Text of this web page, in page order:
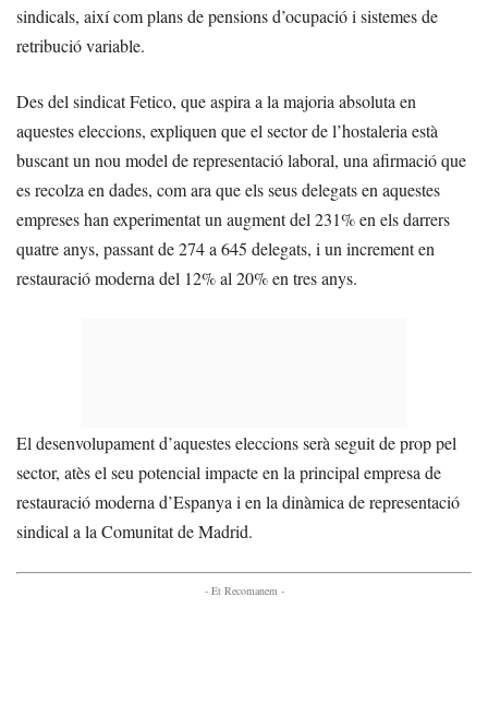
sindicals, així com plans de pensions d’ocupació i sistemes de
retribució variable.
Des del sindicat Fetico, que aspira a la majoria absoluta en
aquestes eleccions, expliquen que el sector de l’hostaleria està
buscant un nou model de representació laboral, una afirmació que
es recolza en dades, com ara que els seus delegats en aquestes
empreses han experimentat un augment del 231% en els darrers
quatre anys, passant de 274 a 645 delegats, i un increment en
restauració moderna del 12% al 20% en tres anys.
El desenvolupament d’aquestes eleccions serà seguit de prop pel
sector, atès el seu potencial impacte en la principal empresa de
restauració moderna d’Espanya i en la dinàmica de representació
sindical a la Comunitat de Madrid.
- Et Recomanem -